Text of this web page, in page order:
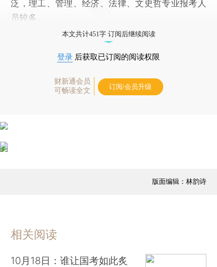
泛，理工、管理、经济、法律、文史哲专业报考人
员较多。
本文共计451字 订阅后继续阅读
登录 后获取已订阅的阅读权限
财新通会员
可畅读全文
订阅/会员升级
版面编辑：林韵诗
相关阅读
10月18日：谁让国考如此炙